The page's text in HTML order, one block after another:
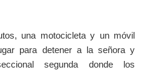
una motocicleta y un móvil
para detener a la señora y
segunda donde los